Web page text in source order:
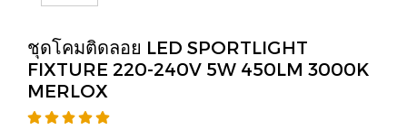
ชุดโคมติดลอย LED SPORTLIGHT
FIXTURE 220-240V 5W 450LM 3000K
MERLOX